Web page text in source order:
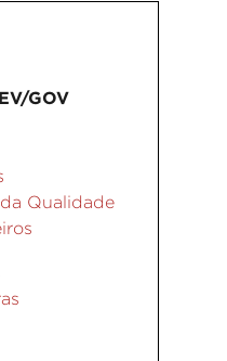
GOV
Qualidade